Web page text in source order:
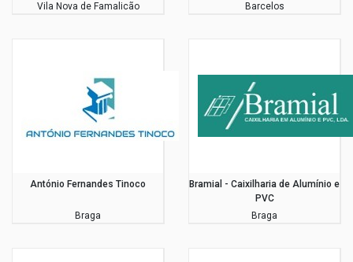
Vila Nova de Famalicão
Barcelos
António Fernandes Tinoco
Braga
Bramial - Caixilharia de Alumínio e
PVC
Braga